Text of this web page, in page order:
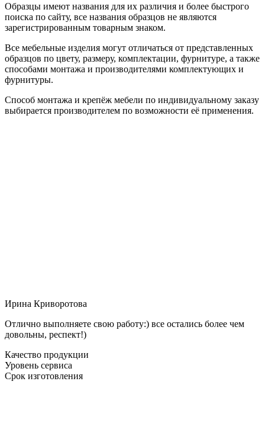
Образцы имеют названия для их различия и более быстрого
поиска по сайту, все названия образцов не являются
зарегистрированным товарным знаком.
Все мебельные изделия могут отличаться от представленных
образцов по цвету, размеру, комплектации, фурнитуре, а также
способами монтажа и производителями комплектующих и
фурнитуры.
Способ монтажа и крепёж мебели по индивидуальному заказу
выбирается производителем по возможности её применения.
Ирина Криворотова
Отлично выполняете свою работу:) все остались более чем
довольны, респект!)
Качество продукции
Уровень сервиса
Срок изготовления